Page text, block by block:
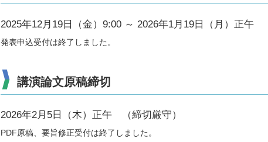
2025年12月19日（金）9:00 ～ 2026年1月19日（月）正午
発表申込受付は終了しました。
講演論文原稿締切
2026年2月5日（木）正午 （締切厳守）
PDF原稿、要旨修正受付は終了しました。